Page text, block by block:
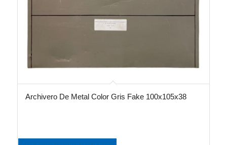
Archivero De Metal Color Gris Fake 100x105x38